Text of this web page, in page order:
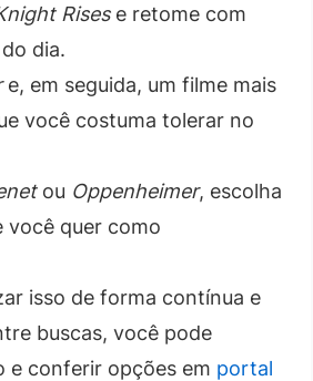
Risese retome com
dia.
e, em seguida, um filme mais
você costuma tolerar no
ou Oppenheimer, escolha
você quer como
isso de forma contínua e
buscas, você pode
e conferir opções em portal